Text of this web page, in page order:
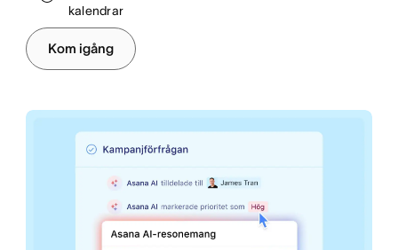
kalendrar
Kom igång
Hantera introduktion för nyanställda och
anställningsavslut